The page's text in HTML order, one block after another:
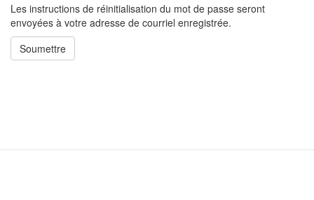
Les instructions de réinitialisation du mot de passe seront
envoyées à votre adresse de courriel enregistrée.
Soumettre